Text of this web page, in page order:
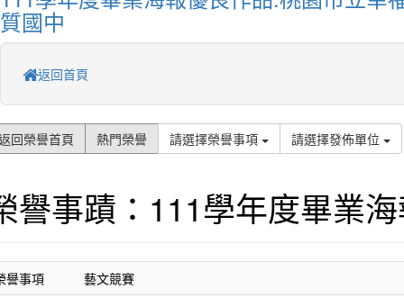
質國中
返回首頁
回榮譽首頁 熱門榮譽 請選擇榮譽事項 請選擇發佈單位
譽事蹟：111學年度畢業
譽事項
藝文競賽